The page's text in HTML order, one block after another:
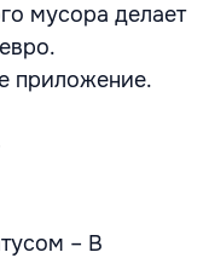
мусора делает
приложение.
– В